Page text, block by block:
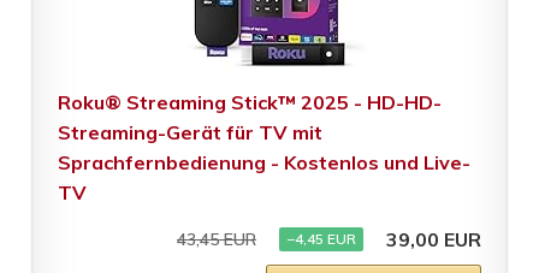
Roku® Streaming Stick™ 2025 - HD-HD-
Streaming-Gerät für TV mit
Sprachfernbedienung - Kostenlos und Live-
TV
43,45 EUR −4,45 EUR 39,00 EUR